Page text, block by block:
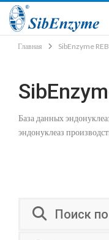
Главная SibEnzyme
База данных
эндонуклеаз
Поиск